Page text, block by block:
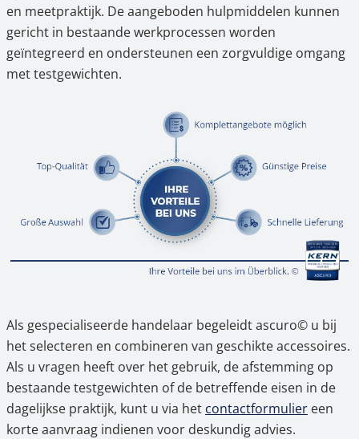
en meetpraktijk. De aangeboden hulpmiddelen kunnen
gericht in bestaande werkprocessen worden
geïntegreerd en ondersteunen een zorgvuldige omgang
met testgewichten.
Als gespecialiseerde handelaar begeleidt ascuro© u bij
het selecteren en combineren van geschikte accessoires.
Als u vragen heeft over het gebruik, de afstemming op
bestaande testgewichten of de betreffende eisen in de
dagelijkse praktijk, kunt u via het contactformulier een
korte aanvraag indienen voor deskundig advies.